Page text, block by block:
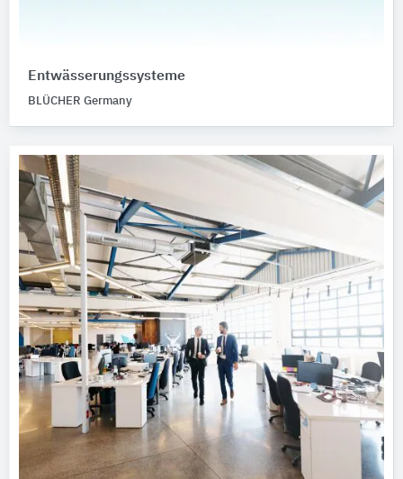
Entwässerungssysteme
BLÜCHER Germany